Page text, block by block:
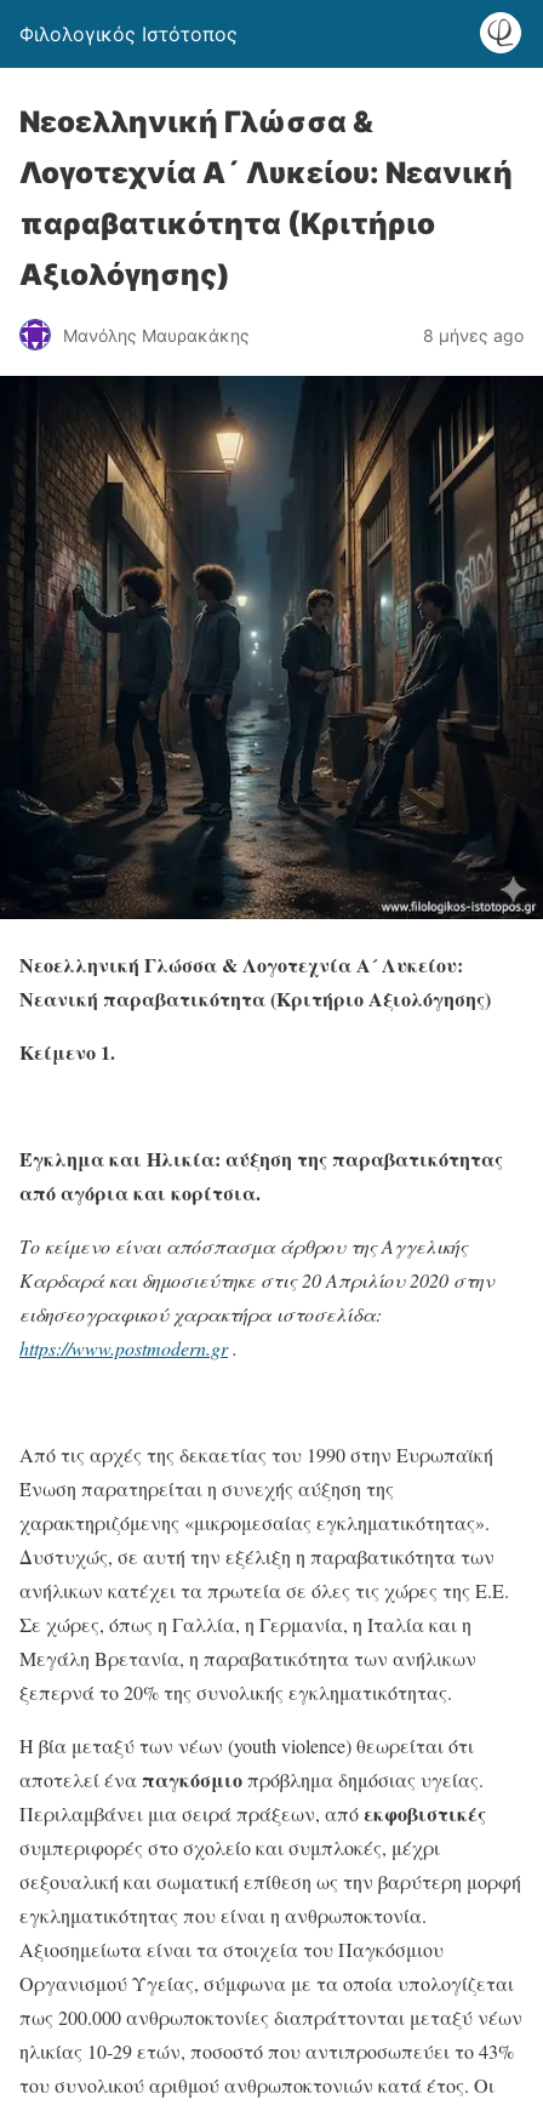
Φιλολογικός Ιστότοπος
Νεοελληνική Γλώσσα &
Λογοτεχνία Α´ Λυκείου: Νεανική
παραβατικότητα (Κριτήριο
Αξιολόγησης)
Μανόλης Μαυρακάκης 8 μήνες ago
Νεοελληνική Γλώσσα & Λογοτεχνία Α´ Λυκείου:
Νεανική παραβατικότητα (Κριτήριο Αξιολόγησης)
Κείμενο 1.
Έγκλημα και Ηλικία: αύξηση της παραβατικότητας
από αγόρια και κορίτσια.
Το κείμενο είναι απόσπασμα άρθρου της Αγγελικής
Καρδαρά και δημοσιεύτηκε στις 20 Απριλίου 2020 στην
ειδησεογραφικού χαρακτήρα ιστοσελίδα:
https://www.postmodern.gr.
Από τις αρχές της δεκαετίας του 1990 στην Ευρωπαϊκή
Ένωση παρατηρείται η συνεχής αύξηση της
χαρακτηριζόμενης «μικρομεσαίας εγκληματικότητας».
Δυστυχώς, σε αυτή την εξέλιξη η παραβατικότητα των
ανήλικων κατέχει τα πρωτεία σε όλες τις χώρες της Ε.Ε.
Σε χώρες, όπως η Γαλλία, η Γερμανία, η Ιταλία και η
Μεγάλη Βρετανία, η παραβατικότητα των ανήλικων
ξεπερνά το 20% της συνολικής εγκληματικότητας.
Η βία μεταξύ των νέων (youth violence) θεωρείται ότι
αποτελεί ένα παγκόσμιοπρόβλημα δημόσιας υγείας.
Περιλαμβάνει μια σειρά πράξεων, απόεκφοβιστικές
συμπεριφορές στο σχολείο και συμπλοκές, μέχρι
σεξουαλική και σωματική επίθεση ως την βαρύτερη μορφή
εγκληματικότητας που είναι η ανθρωποκτονία.
Αξιοσημείωτα είναι τα στοιχεία του Παγκόσμιου
Οργανισμού Υγείας, σύμφωνα με τα οποία υπολογίζεται
πως 200.000 ανθρωποκτονίες διαπράττονται μεταξύ νέων
ηλικίας 10-29 ετών, ποσοστό που αντιπροσωπεύει το 43%
του συνολικού αριθμού ανθρωποκτονιών κατά έτος. Οι